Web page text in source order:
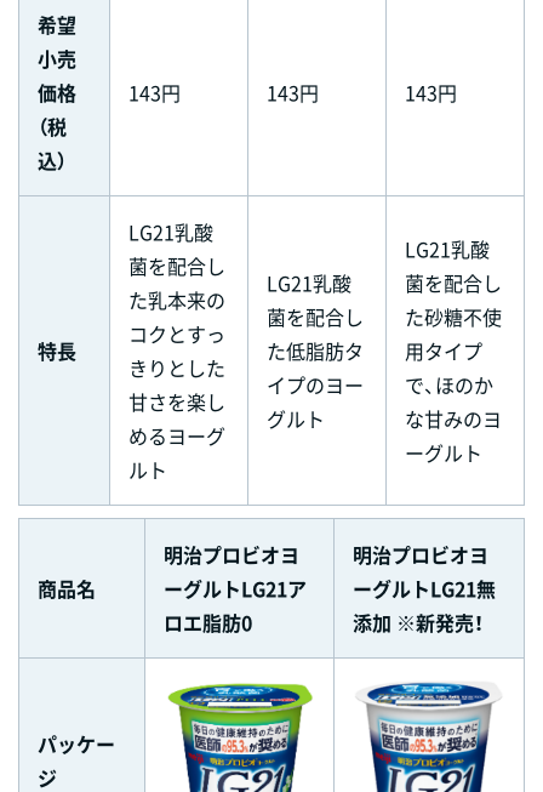
希望
小売
価格
（税
込）
143円 143円 143円
特長
LG21乳酸
菌を配合し
た乳本来の
コクとすっ
きりとした
甘さを楽し
めるヨーグ
ルト
LG21乳酸
菌を配合し
た低脂肪タ
イプのヨー
グルト
LG21乳酸
菌を配合し
た砂糖不使
用タイプ
で、ほのか
な甘みのヨ
ーグルト
商品名
明治プロビオヨ
ーグルトLG21ア
ロエ脂肪0
明治プロビオヨ
ーグルトLG21無
添加 ※新発売！
パッケー
ジ